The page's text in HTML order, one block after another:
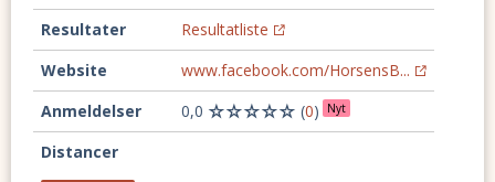
Resultater
Resultatliste
Website
www.facebook.com/HorsensB...
Anmeldelser
0,0 (0) Nyt
Distancer